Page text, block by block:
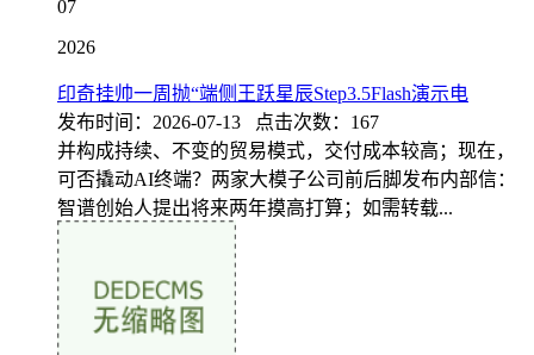
07
2026
印奇挂帅一周抛“端侧王跃星辰Step3.5Flash演示电
发布时间：2026-07-13 点击次数：167
并构成持续、不变的贸易模式，交付成本较高；现在，
可否撬动AI终端？两家大模子公司前后脚发布内部信：
智谱创始人提出将来两年摸高打算；如需转载...